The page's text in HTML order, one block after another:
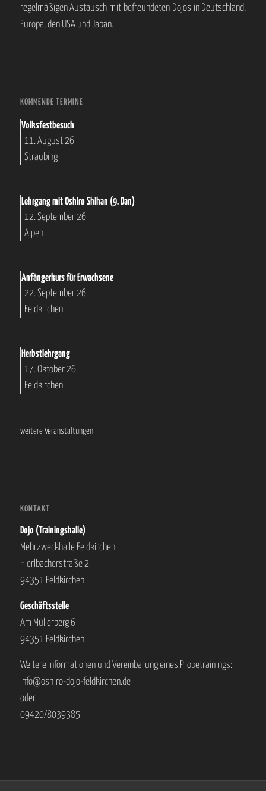
regelmäßigen Austausch mit befreundeten Dojos in Deutschland,
Europa, den USA und Japan.
KOMMENDE TERMINE
Volksfestbesuch
11. August 26
Straubing
Lehrgang mit Oshiro Shihan (9. Dan)
12. September 26
Alpen
Anfängerkurs für Erwachsene
22. September 26
Feldkirchen
Herbstlehrgang
17. Oktober 26
Feldkirchen
weitere Veranstaltungen
KONTAKT
Dojo (Trainingshalle)
Mehrzweckhalle Feldkirchen
Hierlbacherstraße 2
94351 Feldkirchen
Geschäftsstelle
Am Müllerberg 6
94351 Feldkirchen
Weitere Informationen und Vereinbarung eines Probetrainings:
info@oshiro-dojo-feldkirchen.de
oder
09420/8039385